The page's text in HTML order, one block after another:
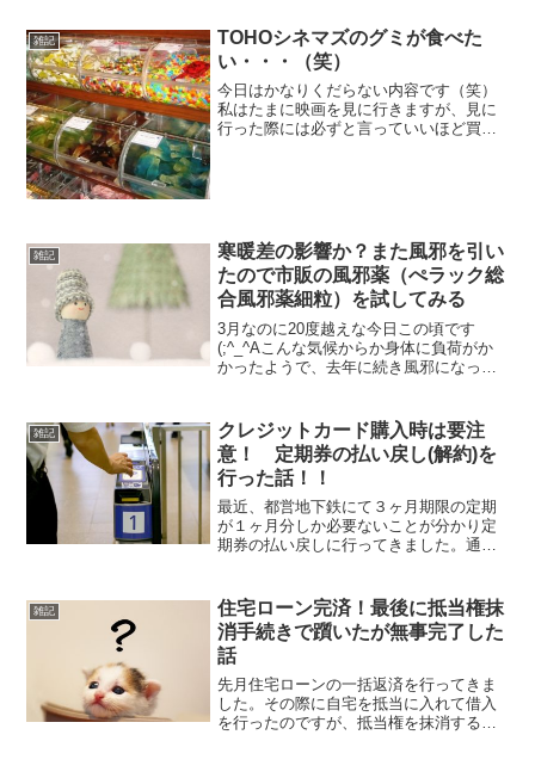
いた優待品フマキラーの優待品（100株）
届いた優待...
雑記
TOHOシネマズのグミが食べた
い・・・（笑）
今日はかなりくだらない内容です（笑）
私はたまに映画を見に行きますが、見に
行った際には必ずと言っていいほど買っ
雑記
寒暖差の影響か？また風邪を引い
たので市販の風邪薬（ぺラック総
合風邪薬細粒）を試してみる
3月なのに20度越えな今日この頃です
(;^_^Aこんな気候からか身体に負荷がか
かったようで、去年に続き風邪になって
（37.1度）といったところ。風邪薬のス
トックを確認す...
雑記
クレジットカード購入時は要注
意！ 定期券の払い戻し(解約)を
行った話！！
最近、都営地下鉄にて３ヶ月期限の定期
が１ヶ月分しか必要ないことが分かり定
期券の払い戻しに行ってきました。通勤
となることがあるかと思います。そこで
今回は、定期券の払い戻し...
雑記
住宅ローン完済！最後に抵当権抹
消手続きで躓いたが無事完了した
話
先月住宅ローンの一括返済を行ってきま
した。その際に自宅を抵当に入れて借入
を行ったのですが、抵当権を抹消する手